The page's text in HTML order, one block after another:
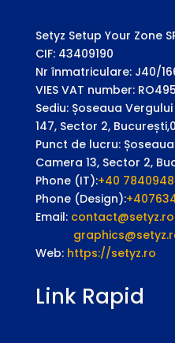
Setyz Setup Your Zone
CIF: 43409190
Nr înmatriculare: J40/
VIES VAT number:
Sediu: Șoseaua Vergului
147, Sector 2,
Punct de lucru:
Camera 13, Sector 2,
Phone (IT):+40
Phone (Design):
Email: contact@setyz.ro
Web: https://setyz.ro
Link Rapid